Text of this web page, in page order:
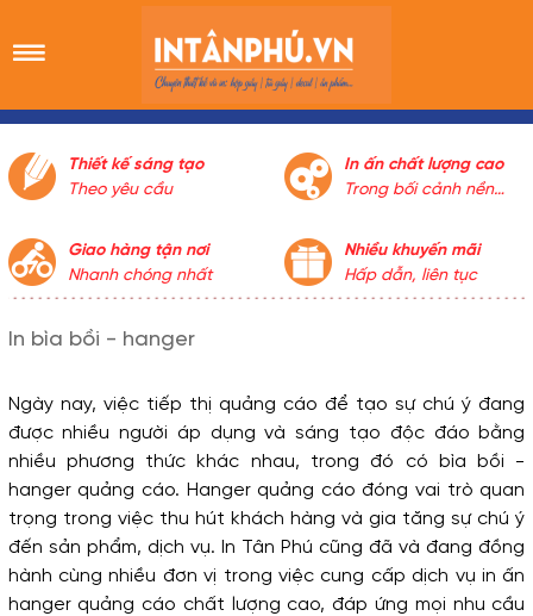
Thiết kế sáng tạo
Theo yêu cầu
In ấn chất lượng cao
Trong bối cảnh nền
tranh khốc liệt về chất
lượng và giá cả, việc in
Cty In Tân Phú vẫn luôn
đảm bảo lợi ích khách
hàng trên hết, dung
hòa giữa lợi ích cá
nhân và lợi ích khách
hàng, cố gắng nỗ lực
không ngừng nghỉ để
phục vụ quý khách
thân mến.
Giao hàng tận nơi
Nhanh chóng nhất
Nhiều khuyến mãi
Hấp dẫn, liên tục
In bìa bồi - hanger
Ngày nay, việc tiếp thị quảng cáo để tạo sự chú ý đang
được nhiều người áp dụng và sáng tạo độc đáo bằng
nhiều phương thức khác nhau, trong đó có bìa bồi -
hanger quảng cáo. Hanger quảng cáo đóng vai trò quan
trọng trong việc thu hút khách hàng và gia tăng sự chú ý
đến sản phẩm, dịch vụ. In Tân Phú cũng đã và đang đồng
hành cùng nhiều đơn vị trong việc cung cấp dịch vụ in ấn
hanger quảng cáo chất lượng cao, đáp ứng mọi nhu cầu